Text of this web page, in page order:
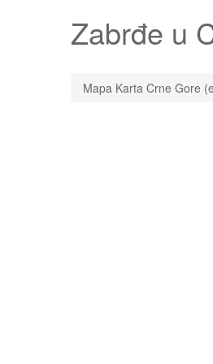
Zabrđe u
Mapa Karta Crne Gore